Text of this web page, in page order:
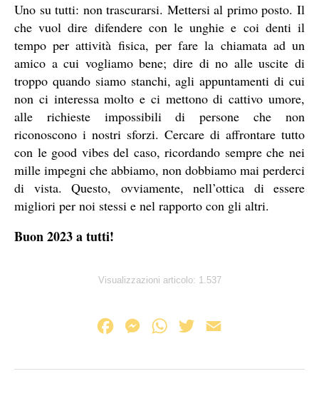
Uno su tutti: non trascurarsi. Mettersi al primo posto. Il
che vuol dire difendere con le unghie e coi denti il
tempo per attività fisica, per fare la chiamata ad un
amico a cui vogliamo bene; dire di no alle uscite di
troppo quando siamo stanchi, agli appuntamenti di cui
non ci interessa molto e ci mettono di cattivo umore,
alle richieste impossibili di persone che non
riconoscono i nostri sforzi. Cercare di affrontare tutto
con le good vibes del caso, ricordando sempre che nei
mille impegni che abbiamo, non dobbiamo mai perderci
di vista. Questo, ovviamente, nell’ottica di essere
migliori per noi stessi e nel rapporto con gli altri.
Buon 2023 a tutti!
Visualizzazioni articolo: 1.537
c
M
s
W
a
i
a